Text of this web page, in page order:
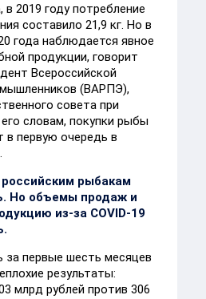
2019 году потребление
составило 21,9 кг. Но в
года наблюдается явное
продукции, говорит
Всероссийской
(ВАРПЭ),
совета при
словам, покупки рыбы
в первую очередь в
рыбакам
Но объемы продаж и
из-за COVID-19
за первые шесть месяцев
результаты:
млрд рублей против 306